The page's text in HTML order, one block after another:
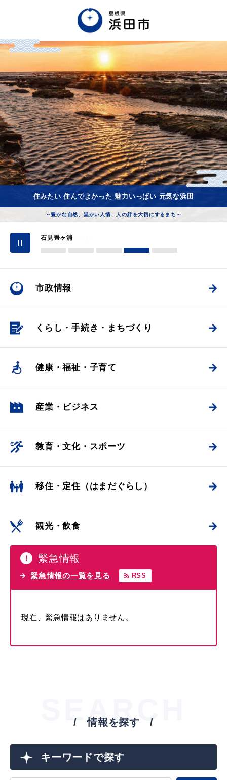
English 中文簡体 中文繁体
한글 Tiếng việt Tagalog
市政情報
くらし・手続き・まちづくり
健康・福祉・子育て
産業・ビジネス
場面から探す
妊娠・出産
引っ越し・住まい
高齢者・介護
島根県立大学
室谷の棚田
石見畳ヶ浦
三隅公園のつつじ
浜田駅前
1 2 3 4 5
住みたい 住んでよかった 魅力いっぱい 元気な浜田
～豊かな自然、温かい人情、人の絆を大切にするまち～
市政情報
くらし・手続き・ まちづくり
健康・福祉・ 子育て
産業・ビジネス
教育・文化・ スポーツ
移住・定住 （はまだぐらし）
観光・飲食
緊急情報
緊急情報の一覧を見る RSS
現在、緊急情報はありません。
SEARCH
情報を探す
キーワードで探す